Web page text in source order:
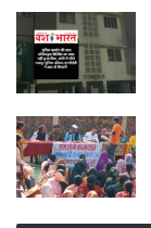
राज्य
स्तर
पर
करेंगे
का
प्रतिनिधित्व